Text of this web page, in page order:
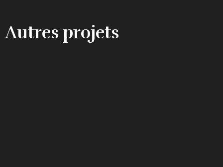
Autres projets